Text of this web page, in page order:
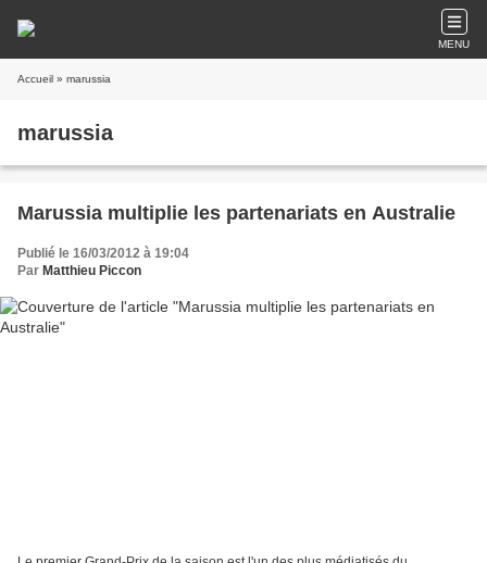
MENU
Accueil » marussia
marussia
Marussia multiplie les partenariats en Australie
Publié le 16/03/2012 à 19:04
Par Matthieu Piccon